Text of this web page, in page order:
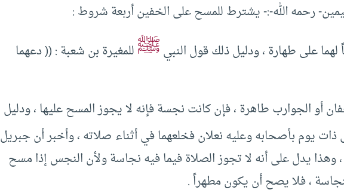
رحمه الله-:- يشترط للمسح على الخفين أربعة شروط :
على طهارة ، ودليل ذلك قول النبيﷺللمغيرة بن شعبة : (( دعهما
أو الجوارب طاهرة ، فإن كانت نجسة فإنه لا يجوز المسح عليها ، ودليل
يوم بأصحابه وعليه نعلان فخلعهما في أثناء صلاته ، وأخبر أن جبريل
، وهذا يدل على أنه لا تجوز الصلاة فيما فيه نجاسة ولأن النجس إذا مسح
، فلا يصح أن يكون مطهراً .